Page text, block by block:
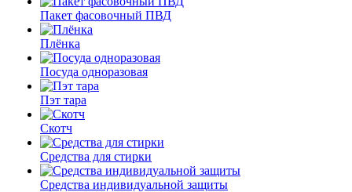
Пакет фасовочный ПВД
Плёнка
Посуда одноразовая
Пэт тара
Скотч
Средства для стирки
Средства индивидуальной защиты